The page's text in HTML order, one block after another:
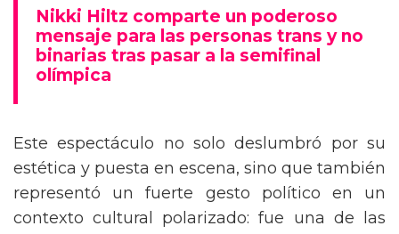
Nikki Hiltz comparte un poderoso
mensaje para las personas trans y no
binarias tras pasar a la semifinal
olímpica
Este espectáculo no solo deslumbró por su
estética y puesta en escena, sino que también
representó un fuerte gesto político en un
contexto cultural polarizado: fue una de las